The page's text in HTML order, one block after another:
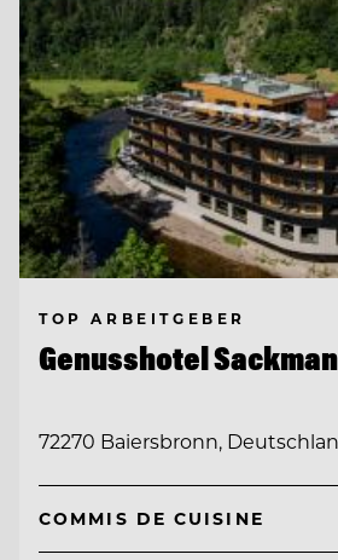
TOP ARBEITGEBER
Genusshotel
72270 Baiersbronn,
COMMIS DE CUISINE